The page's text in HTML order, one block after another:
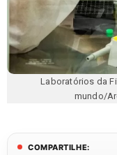
Laboratórios da
mundo/
COMPARTILHE: